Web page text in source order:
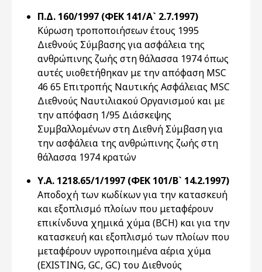
Π.Δ. 160/1997 (ΦΕΚ 141/Α` 2.7.1997)
Κύρωση τροποποιήσεων έτους 1995
Διεθνούς Σύμβασης για ασφάλεια της
ανθρώπινης ζωής στη θάλασσα 1974 όπως
αυτές υιοθετήθηκαν με την απόφαση MSC
46 65 Επιτροπής Ναυτικής Ασφάλειας MSC
Διεθνούς Ναυτιλιακού Οργανισμού και με
την απόφαση 1/95 Διάσκεψης
Συμβαλλομένων στη Διεθνή Σύμβαση για
την ασφάλεια της ανθρώπινης ζωής στη
θάλασσα 1974 κρατών
Υ.Α. 1218.65/1/1997 (ΦΕΚ 101/Β` 14.2.1997)
Αποδοχή των κωδίκων για την κατασκευή
και εξοπλισμό πλοίων που μεταφέρουν
επικίνδυνα χημικά χύμα (BCH) και για την
κατασκευή και εξοπλισμό των πλοίων που
μεταφέρουν υγροποιημένα αέρια χύμα
(EXISTING, GC, GC) του Διεθνούς